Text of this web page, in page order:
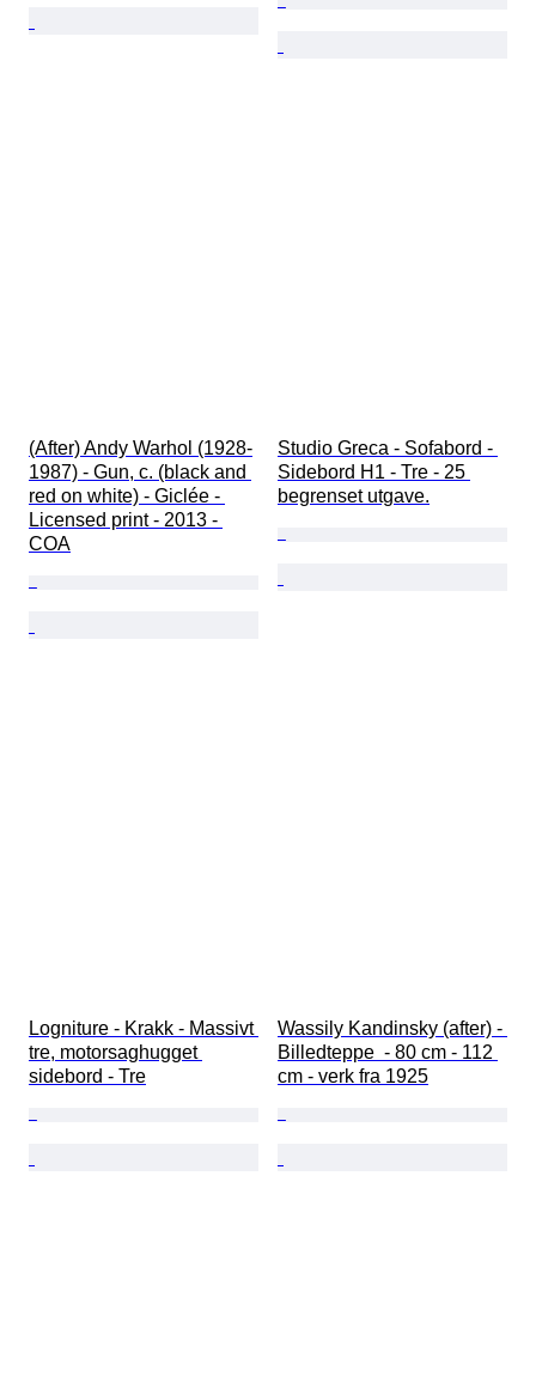
(After) Andy Warhol (1928-
1987) - Gun, c. (black and
red on white) - Giclée -
Licensed print - 2013 -
COA
Studio Greca - Sofabord -
Sidebord H1 - Tre - 25
begrenset utgave.
Logniture - Krakk - Massivt
tre, motorsaghugget
sidebord - Tre
Wassily Kandinsky (after) -
Billedteppe  - 80 cm - 112
cm - verk fra 1925